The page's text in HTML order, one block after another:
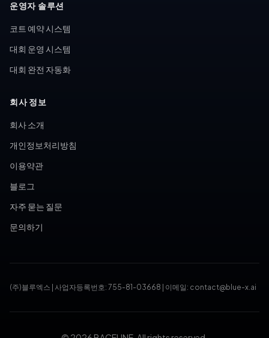
운영자 솔루션
코트 예약 시스템
대회 운영 시스템
대회 완전 자동화
회사 정보
회사 소개
개인정보처리방침
이용약관
블로그
자주 묻는 질문
문의하기
(주)블루엑스 사업자등록번호: 755-81-03668 이메일: contact@blue-x.ai